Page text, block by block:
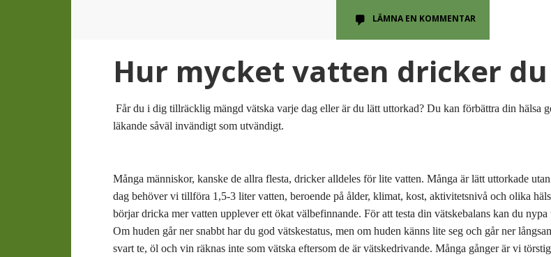
LÄMNA EN KOMMENTAR
Hur mycket vatten dricker du
Får du i dig tillräcklig mängd vätska varje dag eller är du lätt uttorkad? Du kan förbättra din hälsa
läkande såväl invändigt som utvändigt.
Många människor, kanske de allra flesta, dricker alldeles för lite vatten. Många är lätt uttorkade
dag behöver vi tillföra 1,5-3 liter vatten, beroende på ålder, klimat, kost, aktivitetsnivå och olika
börjar dricka mer vatten upplever ett ökat välbefinnande. För att testa din vätskebalans kan du
Om huden går ner snabbt har du god vätskestatus, men om huden känns lite seg och går ner
svart te, öl och vin räknas inte som vätska eftersom de är vätskedrivande. Många gånger är vi